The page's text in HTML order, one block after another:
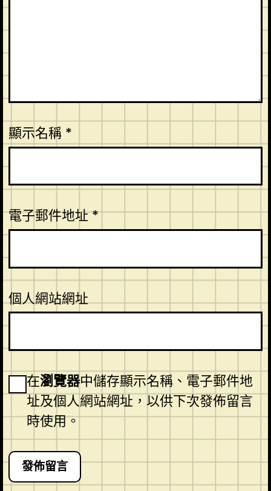
顯示名稱 *
電子郵件地址*
個人網站網址
在瀏覽器中儲存顯示名稱、電子郵件地
址及個人網站網址，以供下次發佈留言
時使用。